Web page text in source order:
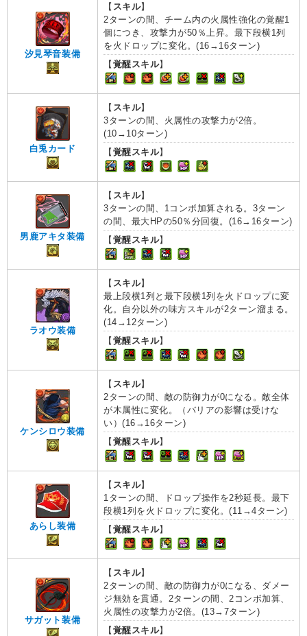
汐見琴音装備
【 スキル】
2ターンの間、チーム内の火属性強化の覚醒1
個につき、攻撃力が50％上昇。最下段横1列
を火ドロップに変化。(16→16ターン)
【覚醒スキル】
白兎カード
【 スキル】
3ターンの間、火属性の攻撃力が2倍。
(10→10ターン)
【覚醒スキル】
男鹿アキタ装備
【 スキル】
3ターンの間、1コンボ加算される。3ターン
の間、最大HPの50％分回復。(16→16ターン)
【覚醒スキル】
ラオウ装備
【 スキル】
最上段横1列と最下段横1列を火ドロップに変
化。自分以外の味方スキルが2ターン溜まる。
(14→12ターン)
【覚醒スキル】
ケンシロウ装備
【 スキル】
2ターンの間、敵の防御力が0になる。敵全体
が木属性に変化。（バリアの影響は受けな
い）(16→16ターン)
【覚醒スキル】
あらし装備
【 スキル】
1ターンの間、ドロップ操作を2秒延長。最下
段横1列を火ドロップに変化。(11→4ターン)
【覚醒スキル】
サガット装備
【 スキル】
2ターンの間、敵の防御力が0になる、ダメー
ジ無効を貫通。2ターンの間、2コンボ加算、
火属性の攻撃力が2倍。(13→7ターン)
【覚醒スキル】